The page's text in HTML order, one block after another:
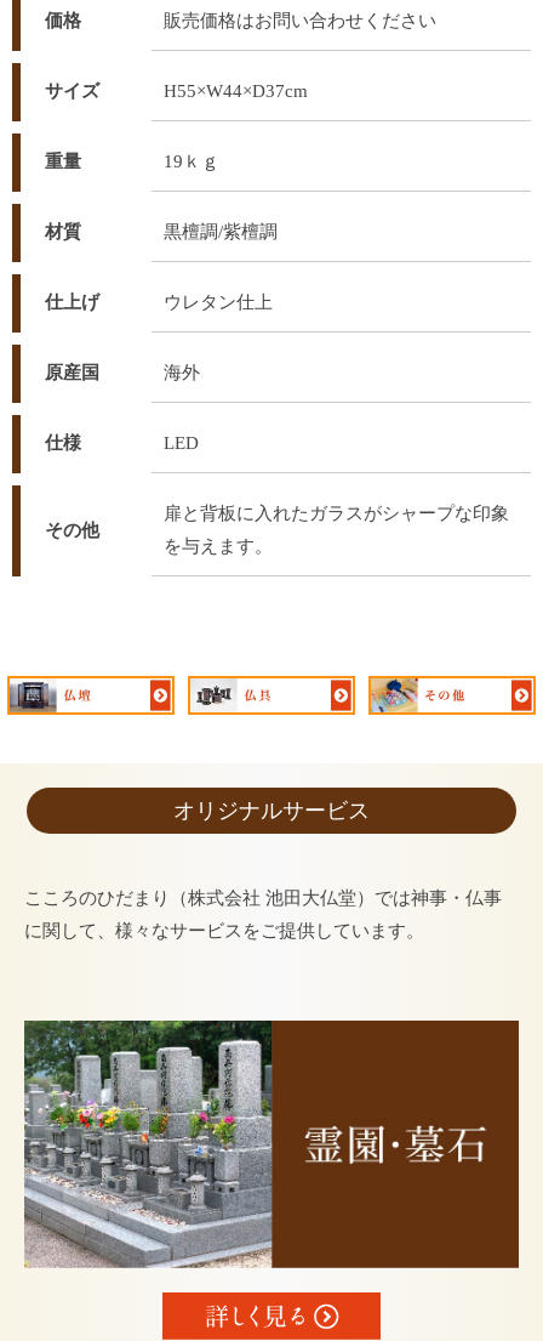
価格 販売価格はお問い合わせください
サイズ H55×W44×D37cm
重量 19ｋｇ
材質 黒檀調/紫檀調
仕上げ ウレタン仕上
原産国 海外
仕様 LED
その他
扉と背板に入れたガラスがシャープな印象
を与えます。
オリジナルサービス
こころのひだまり（株式会社 池田大仏堂）では神事・仏事
に関して、様々なサービスをご提供しています。